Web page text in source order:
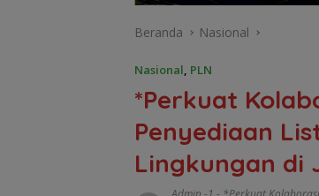
Beranda Nasional
Nasional PLN
*Perkuat
Penyediaan
Lingkungan di